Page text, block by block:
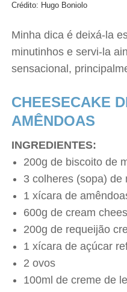
Crédito: Hugo Boniolo
Minha dica é deixá-la
minutinhos e servi-la
sensacional,
CHEESECAKE
AMÊNDOAS
INGREDIENTES:
200g de biscoito de
3 colheres (sopa) de
1 xícara de
600g de cream
200g de requeijão
1 xícara de açúcar
2 ovos
100ml de creme de